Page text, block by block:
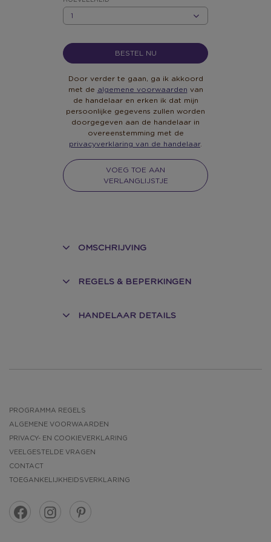
BESTEL NU
Door verder te gaan, ga ik akkoord
met de algemene voorwaarden van
de handelaar en erken ik dat mijn
persoonlijke gegevens zullen worden
doorgegeven aan de handelaar in
overeenstemming met de
privacyverklaring van de handelaar.
VOEG TOE AAN
VERLANGLIJSTJE
OMSCHRIJVING
REGELS & BEPERKINGEN
HANDELAAR DETAILS
PROGRAMMA REGELS
ALGEMENE VOORWAARDEN
PRIVACY- EN COOKIEVERKLARING
VEELGESTELDE VRAGEN
CONTACT
TOEGANKELIJKHEIDSVERKLARING